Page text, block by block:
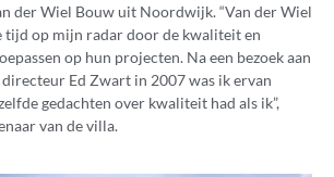
der Wiel Bouw uit Noordwijk. “Van der Wiel
tijd op mijn radar door de kwaliteit en
op hun projecten. Na een bezoek aan
Ed Zwart in 2007 was ik ervan
gedachten over kwaliteit had als ik”,
van de villa.